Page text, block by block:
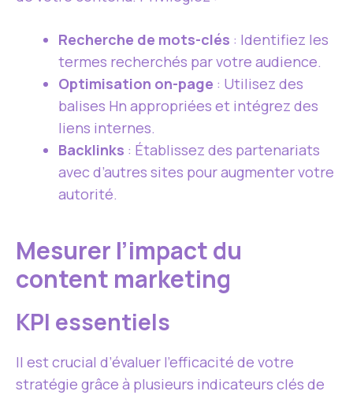
Recherche de mots-clés : Identifiez les
termes recherchés par votre audience.
Optimisation on-page : Utilisez des
balises Hn appropriées et intégrez des
liens internes.
Backlinks : Établissez des partenariats
avec d’autres sites pour augmenter votre
autorité.
Mesurer l’impact du
content marketing
KPI essentiels
Il est crucial d’évaluer l’efficacité de votre
stratégie grâce à plusieurs indicateurs clés de